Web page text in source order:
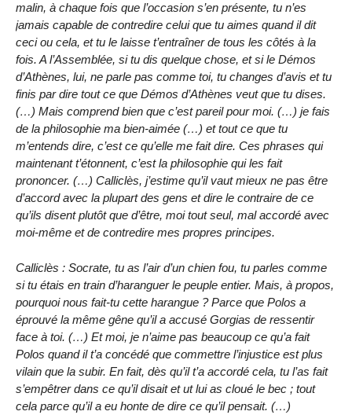
malin, à chaque fois que l’occasion s’en présente, tu n’es
jamais capable de contredire celui que tu aimes quand il dit
ceci ou cela, et tu le laisse t’entraîner de tous les côtés à la
fois. A l’Assemblée, si tu dis quelque chose, et si le Démos
d’Athènes, lui, ne parle pas comme toi, tu changes d’avis et tu
finis par dire tout ce que Démos d’Athènes veut que tu dises.
(…) Mais comprend bien que c’est pareil pour moi. (…) je fais
de la philosophie ma bien-aimée (…) et tout ce que tu
m’entends dire, c’est ce qu’elle me fait dire. Ces phrases qui
maintenant t’étonnent, c’est la philosophie qui les fait
prononcer. (…) Calliclès, j’estime qu’il vaut mieux ne pas être
d’accord avec la plupart des gens et dire le contraire de ce
qu’ils disent plutôt que d’être, moi tout seul, mal accordé avec
moi-même et de contredire mes propres principes.
Calliclès : Socrate, tu as l’air d’un chien fou, tu parles comme
si tu étais en train d’haranguer le peuple entier. Mais, à propos,
pourquoi nous fait-tu cette harangue ? Parce que Polos a
éprouvé la même gêne qu’il a accusé Gorgias de ressentir
face à toi. (…) Et moi, je n’aime pas beaucoup ce qu’a fait
Polos quand il t’a concédé que commettre l’injustice est plus
vilain que la subir. En fait, dès qu’il t’a accordé cela, tu l’as fait
s’empêtrer dans ce qu’il disait et ut lui as cloué le bec ; tout
cela parce qu’il a eu honte de dire ce qu’il pensait. (…)